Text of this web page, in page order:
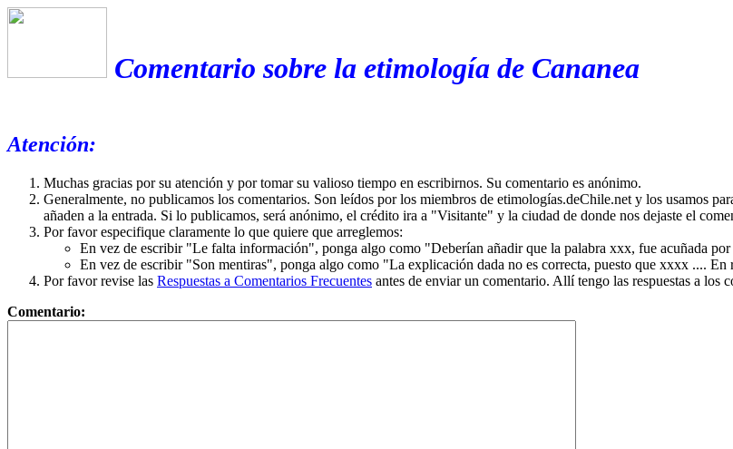
Comentario sobre la etimología de Cananea
Atención:
Muchas gracias por su atención y por tomar su valioso tiempo en escribirnos. Su comentario es anónimo.
Generalmente, no publicamos los comentarios. Son leídos por los miembros de etimologías.deChile.net y los usamos
añaden a la entrada. Si lo publicamos, será anónimo, el crédito ira a "Visitante" y la ciudad de donde nos dejaste el
Por favor especifique claramente lo que quiere que arreglemos:
En vez de escribir "Le falta información", ponga algo como "Deberían añadir que la palabra xxx, fue acuñada
En vez de escribir "Son mentiras", ponga algo como "La explicación dada no es correcta, puesto que xxxx .... En
Por favor revise las Respuestas a Comentarios Frecuentes antes de enviar un comentario. Allí tengo las respuestas a los
Comentario: